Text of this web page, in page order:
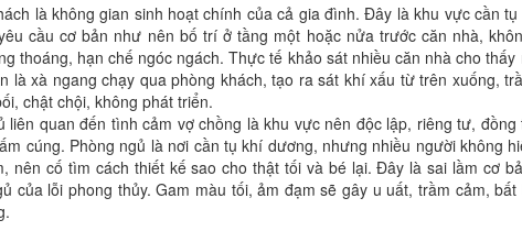
là không gian sinh hoạt chính của cả gia đình. Đây là khu vực cần
cầu cơ bản như nên bố trí ở tầng một hoặc nửa trước căn nhà,
thoáng, hạn chế ngóc ngách. Thực tế khảo sát nhiều căn nhà cho thấy
là xà ngang chạy qua phòng khách, tạo ra sát khí xấu từ trên xuống,
chật chội, không phát triển.
liên quan đến tình cảm vợ chồng là khu vực nên độc lập, riêng tư, đồng
cúng. Phòng ngủ là nơi cần tụ khí dương, nhưng nhiều người không
nên cố tìm cách thiết kế sao cho thật tối và bé lại. Đây là sai lầm cơ
của lỗi phong thủy. Gam màu tối, ảm đạm sẽ gây u uất, trầm cảm, bất